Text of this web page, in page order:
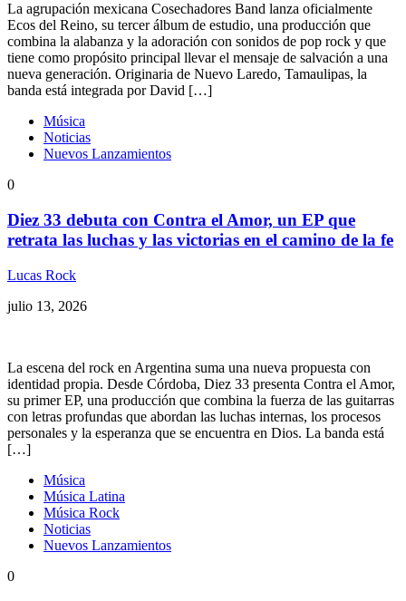
La agrupación mexicana Cosechadores Band lanza oficialmente
Ecos del Reino, su tercer álbum de estudio, una producción que
combina la alabanza y la adoración con sonidos de pop rock y que
tiene como propósito principal llevar el mensaje de salvación a una
nueva generación. Originaria de Nuevo Laredo, Tamaulipas, la
banda está integrada por David […]
Música
Noticias
Nuevos Lanzamientos
0
Diez 33 debuta con Contra el Amor, un EP que
retrata las luchas y las victorias en el camino de la fe
Lucas Rock
julio 13, 2026
La escena del rock en Argentina suma una nueva propuesta con
identidad propia. Desde Córdoba, Diez 33 presenta Contra el Amor,
su primer EP, una producción que combina la fuerza de las guitarras
con letras profundas que abordan las luchas internas, los procesos
personales y la esperanza que se encuentra en Dios. La banda está
[…]
Música
Música Latina
Música Rock
Noticias
Nuevos Lanzamientos
0